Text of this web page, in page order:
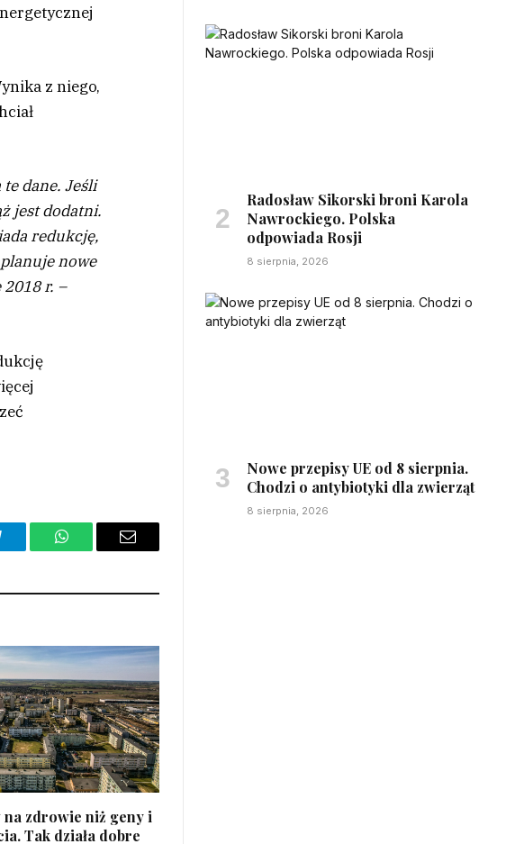
z niego,
dane. Jeśli
jest dodatni.
redukcję,
nowe
r. –
WhatsAppEmail
na zdrowie niż geny i
Tak działa dobre
Radosław Sikorski broni Karola
Nawrockiego. Polska
odpowiada Rosji
8 sierpnia, 2026
Nowe przepisy UE od 8 sierpnia.
Chodzi o antybiotyki dla zwierząt
8 sierpnia, 2026